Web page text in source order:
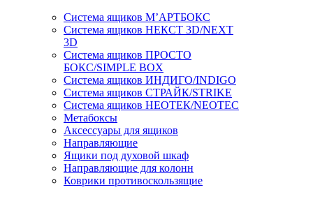
Система ящиков М’АРТБОКС
Система ящиков НЕКСТ 3D/NEXT
3D
Система ящиков ПРОСТО
БОКС/SIMPLE BOX
Система ящиков ИНДИГО/INDIGO
Система ящиков СТРАЙК/STRIKE
Система ящиков НЕОТЕК/NEOTEC
Метабоксы
Аксессуары для ящиков
Направляющие
Ящики под духовой шкаф
Направляющие для колонн
Коврики противоскользящие